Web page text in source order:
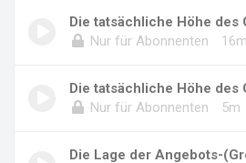
Die tatsächliche Höhe des
Nur für Abonnenten
16m
Nur für Abonnenten
5m
Die Lage der Angebots-